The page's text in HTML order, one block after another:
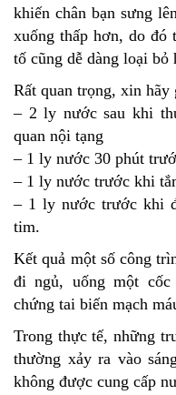
khiến chân bạn sưng
xuống thấp hơn, do đó
tố cũng dễ dàng loại bỏ
Rất quan trọng, xin hãy
– 2 ly nước sau khi
quan nội tạng
– 1 ly nước 30 phút
– 1 ly nước trước khi
– 1 ly nước trước khi
tim.
Kết quả một số công
đi ngủ, uống một
chứng tai biến mạch
Trong thực tế, những
thường xảy ra vào
không được cung cấp